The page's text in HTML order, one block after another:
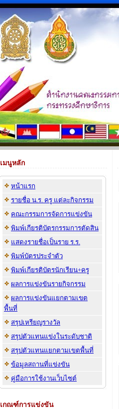
เมนูหลัก
หน้าแรก
รายชื่อ น.ร. ครู แต่ละกิจกรรม
คณะกรรมการจัดการแข่งขัน
พิมพ์เกียรติบัตรกรรมการตัดสิน
แสดงรายชื่อเป็นราย ร.ร.
พิมพ์บัตรประจำตัว
พิมพ์เกียรติบัตรนักเรียน+ครู
ผลการแข่งขันรายกิจกรรม
ผลการแข่งขันแยกตามเขต
พื้นที่
สรุปเหรียญรางวัล
สรุปตัวแทนแข่งในระดับชาติ
สรุปตัวแทนแยกตามเขตพื้นที่
ข้อมูลสถานที่แข่งขัน
คู่มือการใช้งานเว็บไซต์
เกณฑ์การแข่งขัน